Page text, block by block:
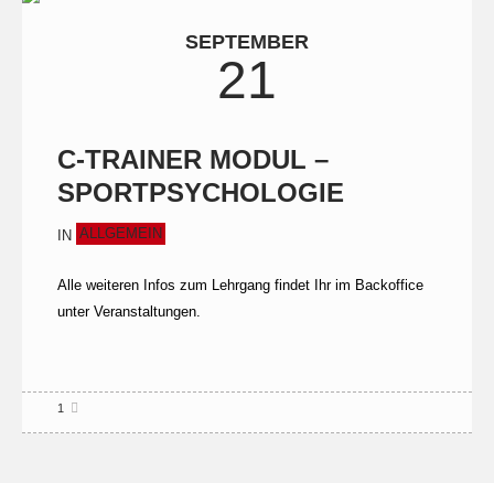
SEPTEMBER
21
C-TRAINER MODUL –
SPORTPSYCHOLOGIE
IN ALLGEMEIN
Alle weiteren Infos zum Lehrgang findet Ihr im Backoffice
unter Veranstaltungen.
1